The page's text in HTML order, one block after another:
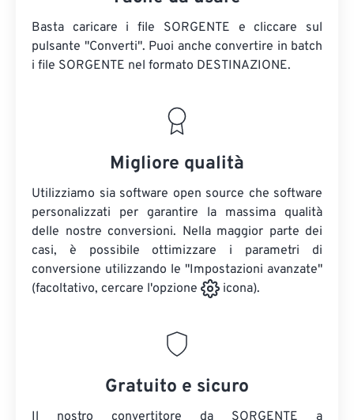
Basta caricare i file SORGENTE e cliccare sul
pulsante "Converti". Puoi anche convertire in batch
i file SORGENTE nel formato DESTINAZIONE.
Migliore qualità
Utilizziamo sia software open source che software
personalizzati per garantire la massima qualità
delle nostre conversioni. Nella maggior parte dei
casi, è possibile ottimizzare i parametri di
conversione utilizzando le "Impostazioni avanzate"
(facoltativo, cercare l'opzione
icona).
Gratuito e sicuro